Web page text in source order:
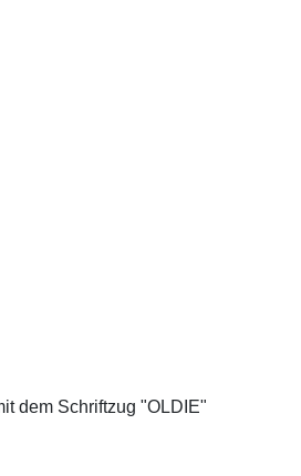
dem Schriftzug "OLDIE"